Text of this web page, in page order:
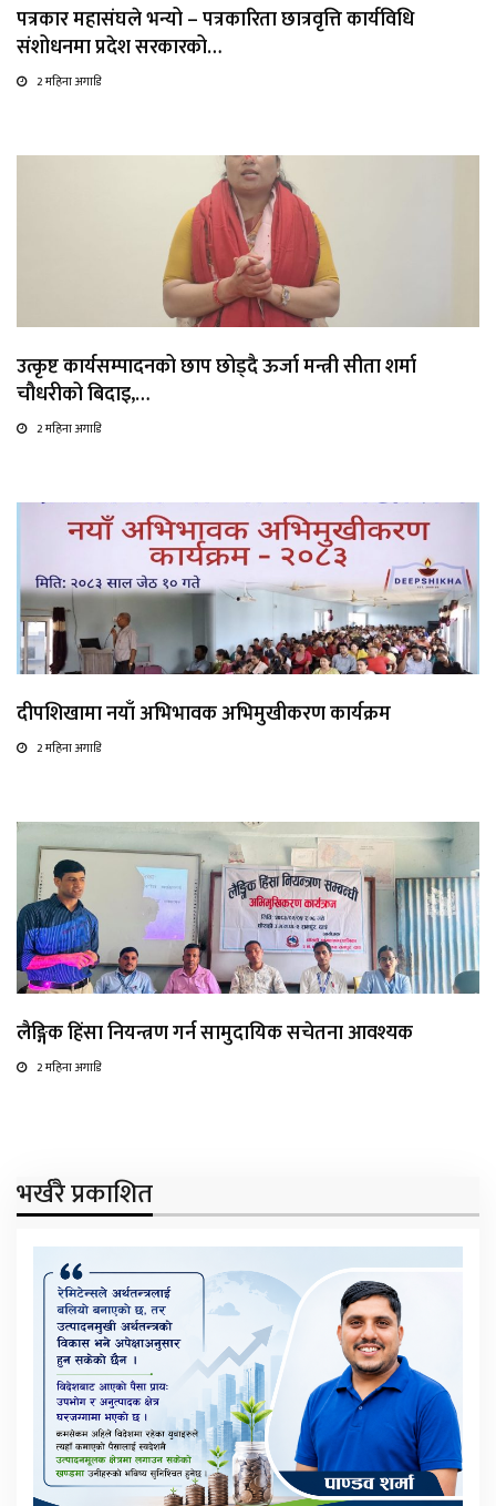
पत्रकार महासंघले भन्यो – पत्रकारिता छात्रवृत्ति कार्यविधि
संशोधनमा प्रदेश सरकारको…
2 महिना अगाडि
उत्कृष्ट कार्यसम्पादनको छाप छोड्दै ऊर्जा मन्त्री सीता शर्मा
चौधरीको बिदाइ,…
2 महिना अगाडि
दीपशिखामा नयाँ अभिभावक अभिमुखीकरण कार्यक्रम
2 महिना अगाडि
लैङ्गिक हिंसा नियन्त्रण गर्न सामुदायिक सचेतना आवश्यक
2 महिना अगाडि
भर्खरै प्रकाशित